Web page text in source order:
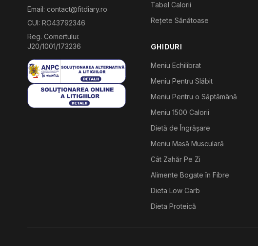
Email: contact@fitdiary.ro
CUI: RO43792346
Reg. Comertului:
J20/1001/173236
Tabel Calorii
Rețete Sănătoase
GHIDURI
Meniu Echilibrat
Meniu Pentru Slăbit
Meniu Pentru o Săptămână
Meniu 1500 Calorii
Dietă de Îngrășare
Meniu Masă Musculară
Cât Zahăr Pe Zi
Alimente Bogate în Fibre
Dieta Low Carb
Dieta Proteică